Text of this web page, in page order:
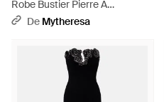
Robe Bustier Pierre A
Ornements - Bleu
De Mytheresa